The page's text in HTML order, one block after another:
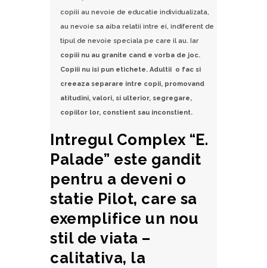
copiii au nevoie de educatie individualizata,
au nevoie sa aiba relatii intre ei, indiferent de
tipul de nevoie speciala pe care il au. Iar
copiii nu au granite cand e vorba de joc.
Copiii nu isi pun etichete. Adultii o fac si
creeaza separare intre copii, promovand
atitudini, valori, si ulterior, segregare,
copiilor lor, constient sau inconstient.
Intregul Complex “E.
Palade” este gandit
pentru a deveni o
statie Pilot, care sa
exemplifice un nou
stil de viata –
calitativa, la